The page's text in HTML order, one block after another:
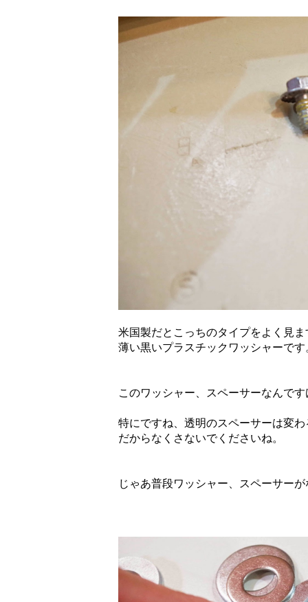
米国製だとこっちのタイプをよく見ま
薄い黒いプラスチックワッシャーです
このワッシャー、スペーサーなんで
特にですね、透明のスペーサーは変
だからなくさないでくださいね。
じゃあ普段ワッシャー、スペーサー